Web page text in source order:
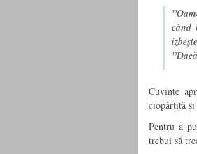
când
Cuvinte
ciopârțită
Pentru a
trebui să